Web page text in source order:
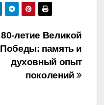
80-летие Великой
Победы: память и
духовный опыт
поколений